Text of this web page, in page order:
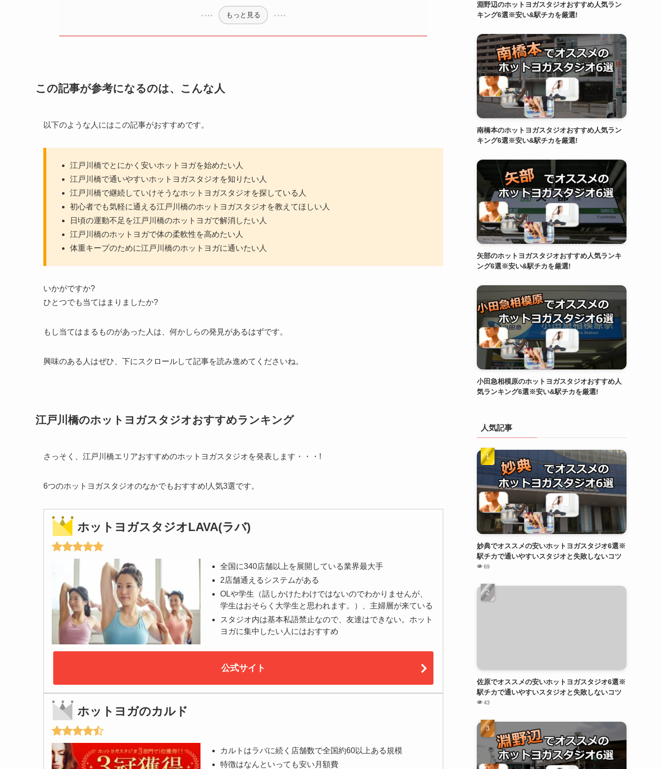
もっと見る
この記事が参考になるのは、こんな人
以下のような人にはこの記事がおすすめです。
江戸川橋でとにかく安いホットヨガを始めたい人
江戸川橋で通いやすいホットヨガスタジオを知りたい人
江戸川橋で継続していけそうなホットヨガスタジオを探している人
初心者でも気軽に通える江戸川橋のホットヨガスタジオを教えてほしい人
日頃の運動不足を江戸川橋のホットヨガで解消したい人
江戸川橋のホットヨガで体の柔軟性を高めたい人
体重キープのために江戸川橋のホットヨガに通いたい人
いかがですか?
ひとつでも当てはまりましたか?
もし当てはまるものがあった人は、何かしらの発見があるはずです。
興味のある人はぜひ、下にスクロールして記事を読み進めてくださいね。
江戸川橋のホットヨガスタジオおすすめランキング
さっそく、江戸川橋エリアおすすめのホットヨガスタジオを発表します・・・!
6つのホットヨガスタジオのなかでもおすすめ!人気3選です。
ホットヨガスタジオLAVA(ラバ)
全国に340店舗以上を展開している業界最大手
2店舗通えるシステムがある
OLや学生（話しかけたわけではないのでわかりませんが、
学生はおそらく大学生と思われます。）、主婦層が来ている
スタジオ内は基本私語禁止なので、友達はできない。ホット
ヨガに集中したい人にはおすすめ
公式サイト
ホットヨガのカルド
カルトはラバに続く店舗数で全国約60以上ある規模
特徴はなんといっても安い月額費
淵野辺のホットヨガスタジオおすすめ人気ラン
キング6選※安い&駅チカを厳選!
南橋本のホットヨガスタジオおすすめ人気ラン
キング6選※安い&駅チカを厳選!
矢部のホットヨガスタジオおすすめ人気ランキ
ング6選※安い&駅チカを厳選!
小田急相模原のホットヨガスタジオおすすめ人
気ランキング6選※安い&駅チカを厳選!
人気記事
妙典でオススメの安いホットヨガスタジオ6選※
駅チカで通いやすいスタジオと失敗しないコツ
69
佐原でオススメの安いホットヨガスタジオ6選※
駅チカで通いやすいスタジオと失敗しないコツ
43